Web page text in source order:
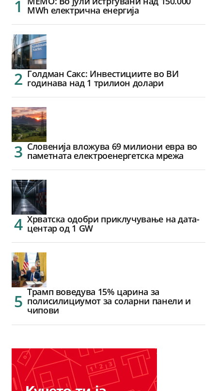
MWh електрична енергија
Голдман Сакс: Инвестициите во ВИ
годинава над 1 трилион долари
Словенија вложува 69 милиони евра во
паметната електроенергетска мрежа
Хрватска одобри приклучување на дата-
центар од 1 GW
Трамп воведува 15% царина за
полисилициумот за соларни панели и
чипови